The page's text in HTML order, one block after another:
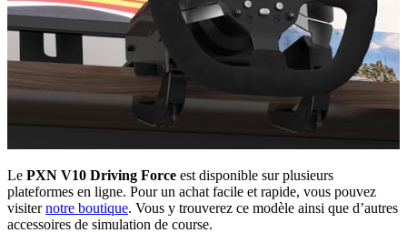
Le PXN V10 Driving Force est disponible sur plusieurs
plateformes en ligne. Pour un achat facile et rapide, vous pouvez
visiternotre boutique. Vous y trouverez ce modèle ainsi que d’autres
accessoires de simulation de course.